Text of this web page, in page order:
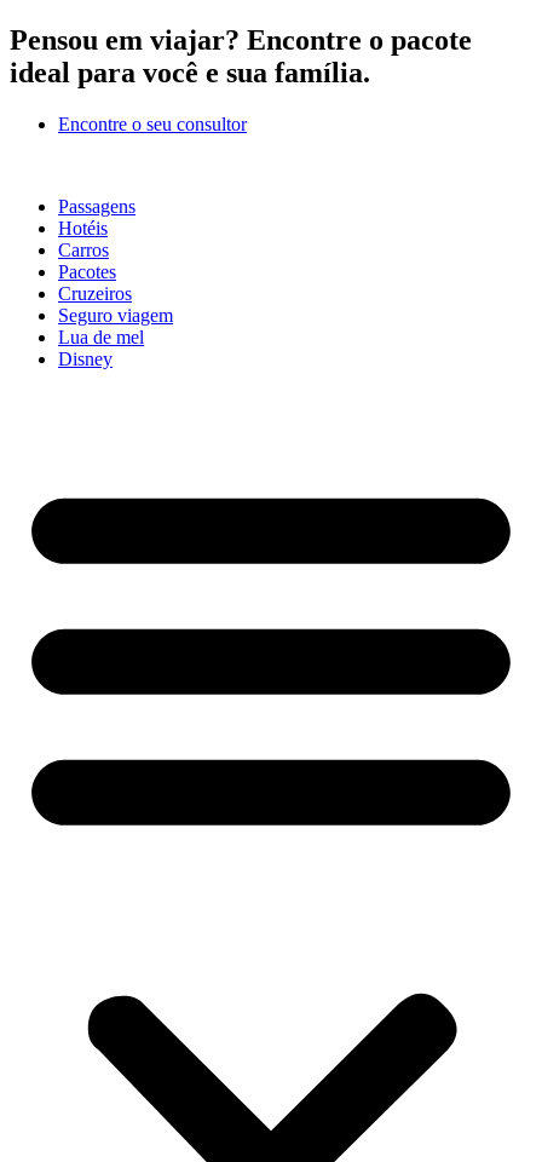
Ir
para
o
Pensou em viajar? Encontre o pacote
ideal para você e sua família.
Encontre o seu consultor
Passagens
Hotéis
Carros
Pacotes
Cruzeiros
Seguro viagem
Lua de mel
Disney